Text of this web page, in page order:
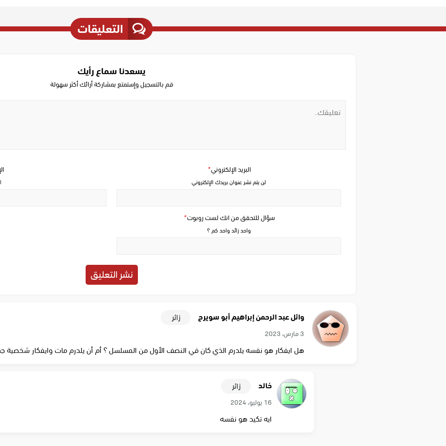
التعليقات
يسعدنا سماع رأيك
قم بالتسجيل وإستمتع بمشاركة أرائك أكثر سهولة
سؤال للتحقق من انك لست روبوت*
واحد زائد واحد كم ؟
البريد الإلكتروني*
لن يتم نشر عنوان بريدك الإلكتروني
وائل عبد الرحمن إبراهيم أبو سويرح زائر
3 مارس، 2023
هل ايفكار هو نفسه يلدرم الذي كان في النصف الأول من المسلسل ؟ أم أن يلدرم مات وايفكار شخصية
خالد زائر
16 يوليو، 2024
ايه تكيد هو نفسه